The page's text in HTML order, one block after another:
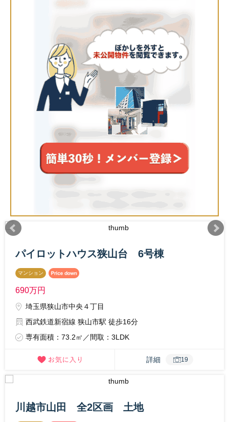
パイロットハウス狭山台 6号棟
マンション
690万円
埼玉県狭山市中央４丁目
西武鉄道新宿線 狭山市駅 徒歩16分
専有面積：73.2㎡／間取：3LDK
詳細 19
川越市山田 全2区画 土地